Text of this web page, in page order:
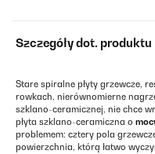
Szczegóły dot. produktu
Stare spiralne płyty grzewcze,
rowkach, nierównomierne
szklano-ceramicznej, nie chce
płyta szklano-ceramiczna o
problemem: cztery pola
powierzchnia, którą łatwo